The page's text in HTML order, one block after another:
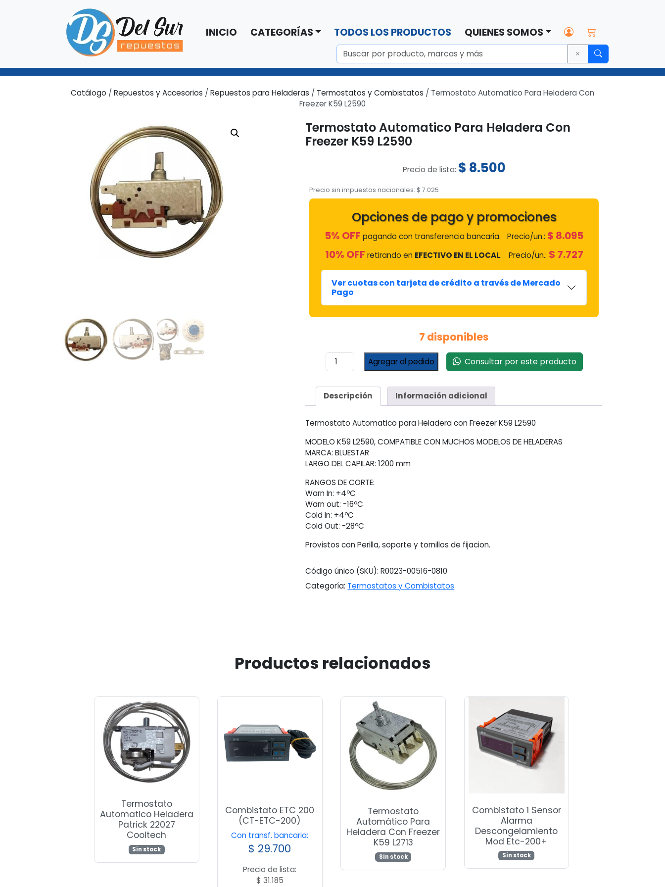
INICIO CATEGORÍAS TODOS LOS PRODUCTOS QUIENES SOMOS
Catálogo / Repuestos y Accesorios / Repuestos para Heladeras / Termostatos y Combistatos / Termostato Automatico Para Heladera Con
Freezer K59 L2590
Termostato Automatico Para Heladera Con
Freezer K59 L2590
Precio de lista: $ 8.500
Precio sin impuestos nacionales:$ 7.025
Opciones de pago y promociones
5% OFF pagando con transferencia bancaria. Precio/un.: $ 8.095
10% OFF retirando en EFECTIVO EN EL LOCAL. Precio/un.: $ 7.727
Ver cuotas con tarjeta de crédito a través de Mercado
Pago
7 disponibles
Termostato
Automatico
Heladera
Con
K59
cantidad
Agregar al pedido Consultar por este producto
Descripción Información adicional
Termostato Automatico para Heladera con Freezer K59 L2590
MODELO K59 L2590, COMPATIBLE CON MUCHOS MODELOS DE HELADERAS
MARCA: BLUESTAR
LARGO DEL CAPILAR: 1200 mm
RANGOS DE CORTE:
Warn In: +4ºC
Warn out: -16ºC
Cold In: +4ºC
Cold Out: -28ºC
Provistos con Perilla, soporte y tornillos de fijacion.
Código único (SKU):R0023-00516-0810
Categoría: Termostatos y Combistatos
Productos relacionados
Termostato
Automatico Heladera
Patrick 22027
Cooltech
Sin stock
Combistato ETC 200
(CT-ETC-200)
Con transf. bancaria:
$ 29.700
Precio de lista:
$ 31.185
Termostato
Automático Para
Heladera Con Freezer
K59 L2713
Sin stock
Combistato 1 Sensor
Alarma
Descongelamiento
Mod Etc-200+
Sin stock